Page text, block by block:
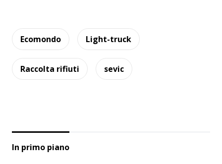
Ecomondo Light-truck
Raccolta rifiuti sevic
In primo piano